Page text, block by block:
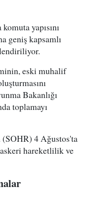
yapısını
geniş kapsamlı
eski muhalif
Bakanlığı
toplamayı
4 Ağustos'ta
askeri hareketlilik ve